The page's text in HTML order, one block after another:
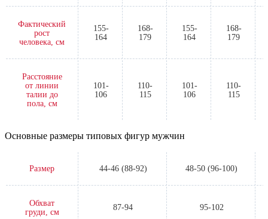
Фактический
рост
человека, см
155-
164
168-
179
155-
164
168-
179
Расстояние
от линии
талии до
пола, см
101-
106
110-
115
101-
106
110-
115
Основные размеры типовых фигур мужчин
Размер 44-46 (88-92) 48-50 (96-100)
Обхват
груди, см
87-94 95-102